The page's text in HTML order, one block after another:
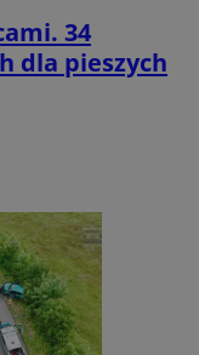
34
dla pieszych